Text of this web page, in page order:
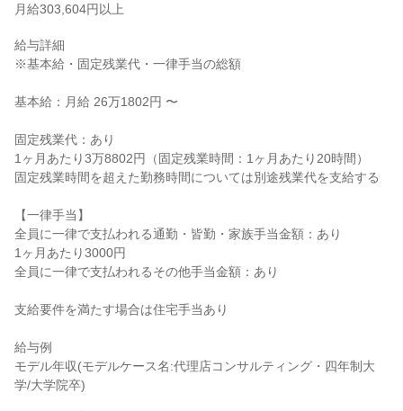
月給303,604円以上
給与詳細
※基本給・固定残業代・一律手当の総額
基本給：月給 26万1802円 〜
固定残業代：あり
1ヶ月あたり3万8802円（固定残業時間：1ヶ月あたり20時間）
固定残業時間を超えた勤務時間については別途残業代を支給する
【一律手当】
全員に一律で支払われる通勤・皆勤・家族手当金額：あり
1ヶ月あたり3000円
全員に一律で支払われるその他手当金額：あり
支給要件を満たす場合は住宅手当あり
給与例
モデル年収(モデルケース名:代理店コンサルティング・四年制大
学/大学院卒)